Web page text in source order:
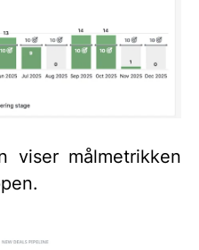
viser målmetrikken